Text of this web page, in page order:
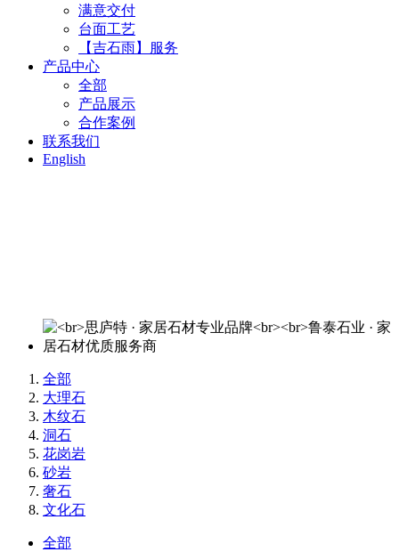
满意交付
台面工艺
【吉石雨】服务
产品中心
全部
产品展示
合作案例
联系我们
English
全部
大理石
木纹石
洞石
花岗岩
砂岩
奢石
文化石
全部